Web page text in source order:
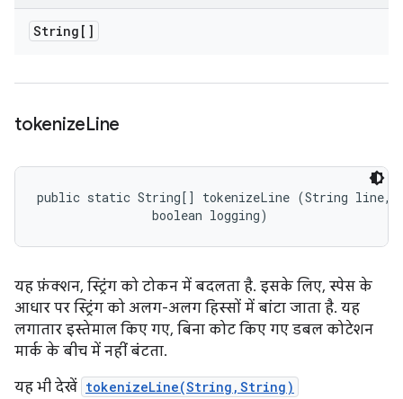
String[]
tokenizeLine
public static String[] tokenizeLine (String line,
                boolean logging)
यह फ़ंक्शन, स्ट्रिंग को टोकन में बदलता है. इसके लिए, स्पेस के
आधार पर स्ट्रिंग को अलग-अलग हिस्सों में बांटा जाता है. यह
लगातार इस्तेमाल किए गए, बिना कोट किए गए डबल कोटेशन
मार्क के बीच में नहीं बंटता.
यह भी देखें tokenizeLine(String,String)